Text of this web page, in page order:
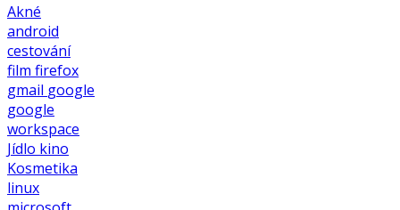
Akné
android
cestování
film firefox
gmail google
google
workspace
Jídlo kino
Kosmetika
linux